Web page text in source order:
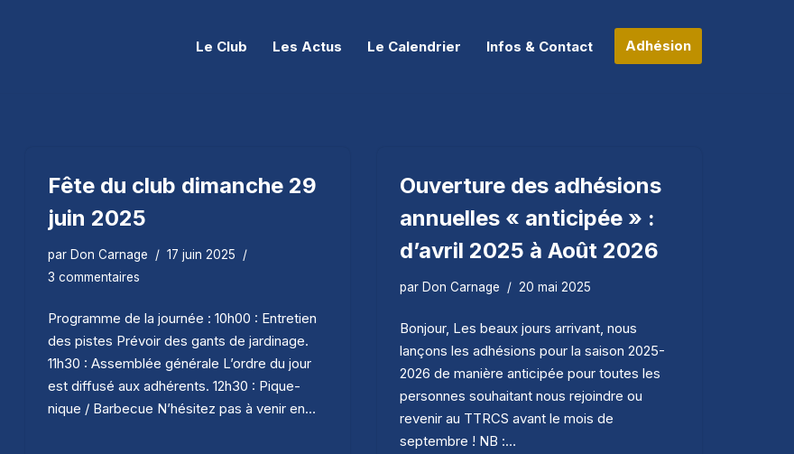
Le Club Les Actus Le Calendrier Infos & Contact Adhésion
Fête du club dimanche 29
juin 2025
par Don Carnage
17 juin 2025
3 commentaires
Programme de la journée : 10h00 : Entretien
des pistes Prévoir des gants de jardinage.
11h30 : Assemblée générale L’ordre du jour
est diffusé aux adhérents. 12h30 : Pique-
nique / Barbecue N’hésitez pas à venir en…
Ouverture des adhésions
annuelles « anticipée » :
d’avril 2025 à Août 2026
par Don Carnage 20 mai 2025
Bonjour, Les beaux jours arrivant, nous
lançons les adhésions pour la saison 2025-
2026 de manière anticipée pour toutes les
personnes souhaitant nous rejoindre ou
revenir au TTRCS avant le mois de
septembre ! NB :…